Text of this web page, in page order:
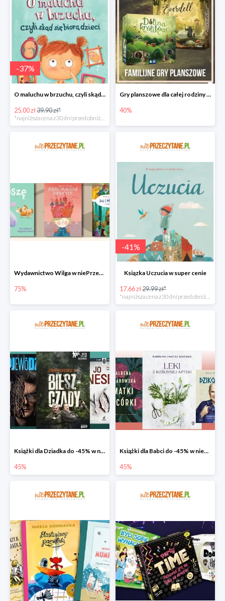
-37%
O maluchu w brzuchu, czyli skąd się biorą dzieci
25.00 zł39.90 zł*
*najniższa cena z 30 dni przed obniżką
Gry planszowe dla całej rodziny w promocyjnych cenach
40%
Wydawnictwo Wilga w niePrzeczytane.pl do -75%
75%
-41%
Ksiązka Uczucia w super cenie
17.66 zł29.99 zł*
Książki dla Dziadka do -45% w niePrzeczytane.pl
45%
Książki dla Babci do -45% w niePrzeczytane.pl
45%